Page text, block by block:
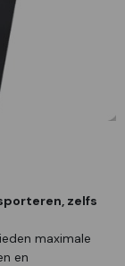
zelfs
maximale
en